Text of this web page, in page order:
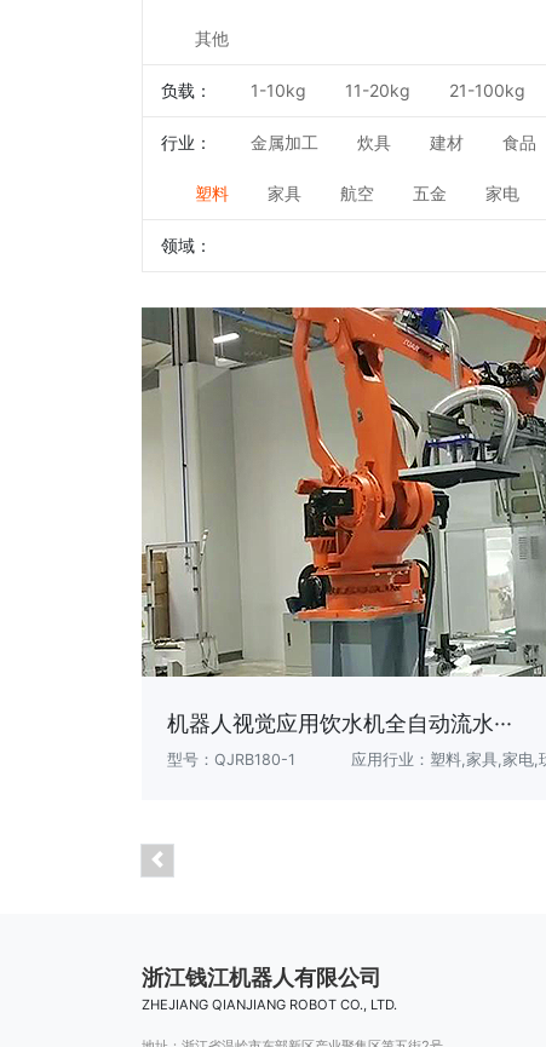
其他
负载： 1-10kg 11-20kg 21-100kg
行业： 金属加工 炊具 建材 食品
塑料 家具 航空 五金 家电
领域：
机器人视觉应用饮水机全自动流水···
型号：QJRB180-1 应用行业：塑料,家具,家电,
浙江钱江机器人有限公司
ZHEJIANG QIANJIANG ROBOT CO., LTD.